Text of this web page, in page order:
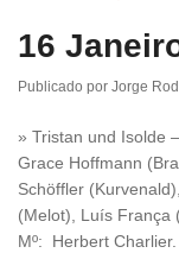
16
Publicado por Jorge
» Tristan und Isolde
Grace Hoffmann
Schöffler
(Melot), Luís França
Mº: Herbert